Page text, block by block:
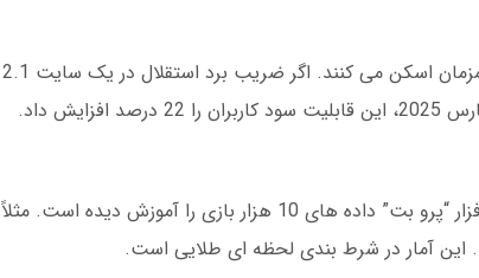
نرم افزارهایی مانند “بت رادار” در سال 2025، ضرایب 15 سایت مختلف را همزمان اسکن می کنند. اگر ضریب برد استقلال در یک سایت 2.1
در بازی انفجار، برخی تیم ها در دقیقه های پایانی عملکرد خاصی دارند. نرم افزار “پرو بت” داده های 10 هزار بازی را آموزش دیده است. مثلاً